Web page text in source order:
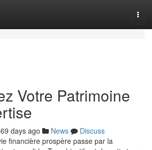
Votre Patrimoine
days ago News
Discuss
financière prospère passe par la